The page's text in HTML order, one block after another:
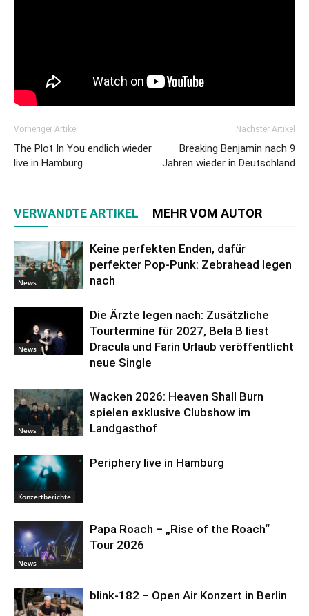
Vorheriger Artikel
The Plot In You endlich wieder
live in Hamburg
Nächster Artikel
Breaking Benjamin nach 9
Jahren wieder in Deutschland
VERWANDTE ARTIKEL MEHR VOM AUTOR
News
Keine perfekten Enden, dafür
perfekter Pop-Punk: Zebrahead legen
nach
News
Die Ärzte legen nach: Zusätzliche
Tourtermine für 2027, Bela B liest
Dracula und Farin Urlaub veröffentlicht
neue Single
News
Wacken 2026: Heaven Shall Burn
spielen exklusive Clubshow im
Landgasthof
Konzertberichte
Periphery live in Hamburg
News
Papa Roach – „Rise of the Roach“
Tour 2026
blink-182 – Open Air Konzert in Berlin